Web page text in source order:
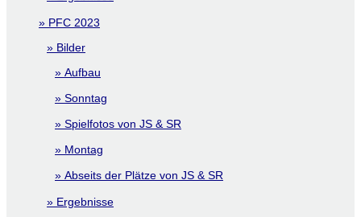
PFC 2023
Bilder
Aufbau
Sonntag
Spielfotos von JS & SR
Montag
Abseits der Plätze von JS & SR
Ergebnisse